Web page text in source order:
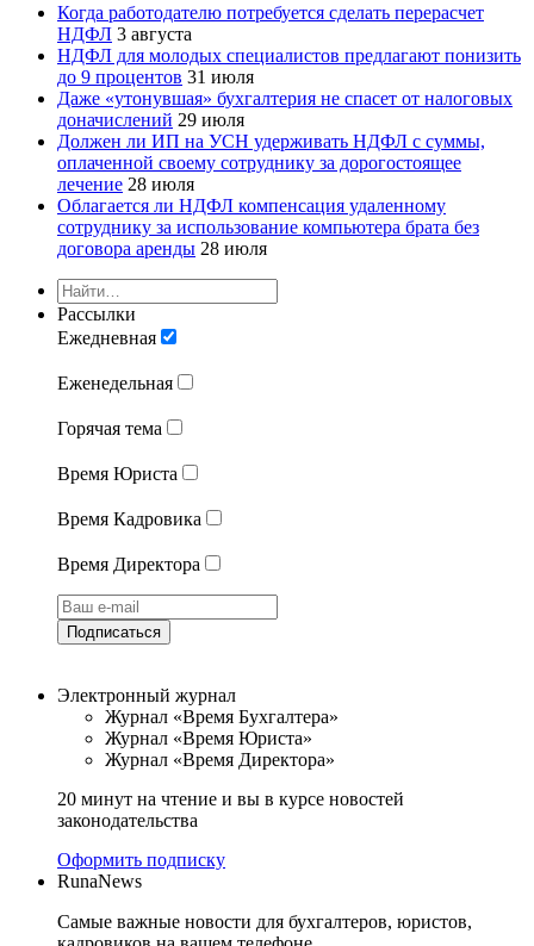
Когда работодателю потребуется сделать перерасчет
НДФЛ 3 августа
НДФЛ для молодых специалистов предлагают понизить
до 9 процентов 31 июля
Даже «утонувшая» бухгалтерия не спасет от налоговых
доначислений 29 июля
Должен ли ИП на УСН удерживать НДФЛ с суммы,
оплаченной своему сотруднику за дорогостоящее
лечение 28 июля
Облагается ли НДФЛ компенсация удаленному
сотруднику за использование компьютера брата без
договора аренды 28 июля
Рассылки
Ежедневная
Еженедельная
Горячая тема
Время Юриста
Время Кадровика
Время Директора
Подписаться
Электронный журнал
Журнал «Время Бухгалтера»
Журнал «Время Юриста»
Журнал «Время Директора»
20 минут на чтение и вы в курсе новостей
законодательства
Оформить подписку
RunaNews
Самые важные новости для бухгалтеров, юристов,